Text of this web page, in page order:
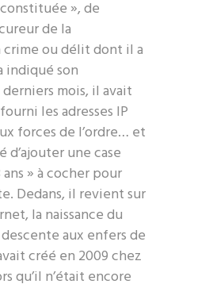
», de
de la
ou délit dont il a
indiqué son
mois, il avait
les adresses IP
forces de l’ordre… et
d’ajouter une case
ans » à cocher pour
Dedans, il revient sur
la naissance du
aux enfers de
créé en 2009 chez
qu’il n’était encore